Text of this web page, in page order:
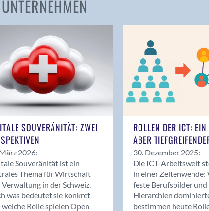
Andelfingen
Balsthal
Balzers
Bassersdorf
Benken (SG)
Bergdietikon
SOUVERÄNITÄT: ZWEI
2026:
Souveränität ist ein
Thema für Wirtschaft
Verwaltung in der Schweiz.
was bedeutet sie konkret
welche Rolle spielen Open
ROLLEN DER ICT: EIN
ABER
30. Dezember 2025:
Die ICT-Arbeitswelt
in einer Zeitenwende:
feste Berufsbilder und
Hierarchien
bestimmen heute